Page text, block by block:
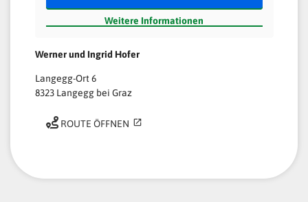
Weitere Informationen
Werner und Ingrid Hofer
Langegg-Ort 6
8323 Langegg bei Graz
ROUTE ÖFFNEN